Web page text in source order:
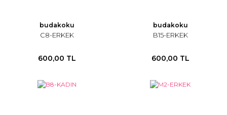
budakoku
C8-ERKEK
600,00 TL
budakoku
B15-ERKEK
600,00 TL